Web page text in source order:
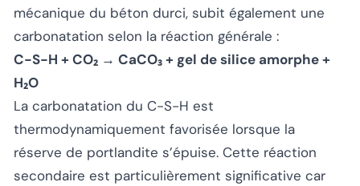
mécanique du béton durci, subit également une
carbonatation selon la réaction générale :
C-S-H + CO₂ → CaCO₃ + gel de silice amorphe +
H₂O
La carbonatation du C-S-H est
thermodynamiquement favorisée lorsque la
réserve de portlandite s’épuise. Cette réaction
secondaire est particulièrement significative car